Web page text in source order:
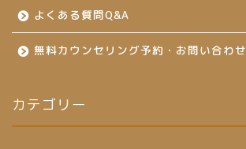
よくある質問Q&A
無料カウンセリング予約・お問い合わせ
カテゴリー